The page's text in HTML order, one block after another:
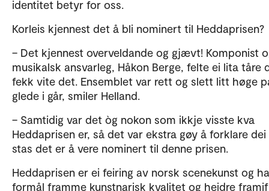
identitet betyr for oss.
Korleis kjennest det å bli nominert til
– Det kjennest overveldande og gjævt! Komponist
musikalsk ansvarleg, Håkon Berge, felte ei lita tåre
fekk vite det. Ensemblet var rett og slett litt høge
glede i går, smiler Helland.
– Samtidig var det òg nokon som ikkje visste kva
Heddaprisen er, så det var ekstra gøy å forklare
stas det er å vere nominert til denne prisen.
Heddaprisen er ei feiring av norsk scenekunst og
formål framme kunstnarisk kvalitet og heidre